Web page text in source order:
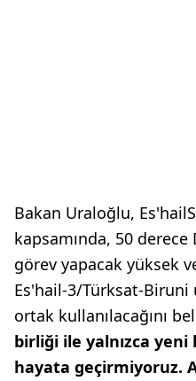
Bakan Uraloğlu,
kapsamında, 50
görev yapacak yüksek
Es'hail-3/Türksat-
ortak kullanılacağını
birliği ile yalnızca
hayata geçirmiyoruz.